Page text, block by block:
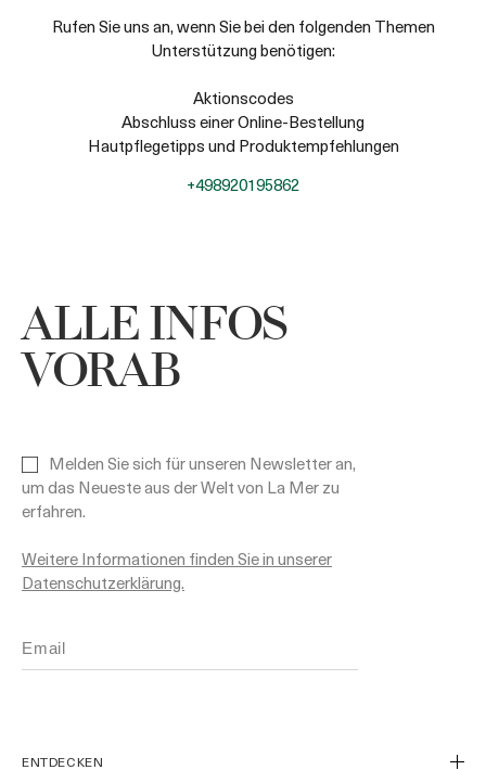
Rufen Sie uns an, wenn Sie bei den folgenden Themen
Unterstützung benötigen:
Aktionscodes
Abschluss einer Online-Bestellung
Hautpflegetipps und Produktempfehlungen
+498920195862
ALLE INFOS
VORAB
Melden Sie sich für unseren Newsletter an,
um das Neueste aus der Welt von La Mer zu
erfahren.
Weitere Informationen finden Sie in unserer
Datenschutzerklärung.
ENTDECKEN